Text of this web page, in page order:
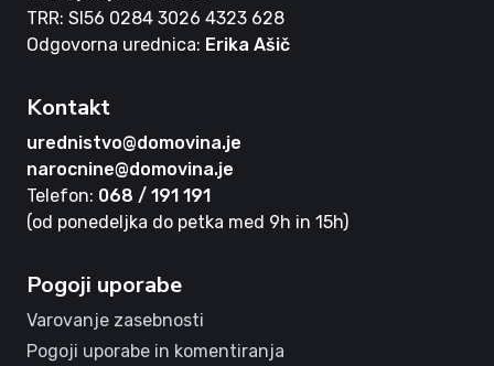
TRR: SI56 0284 3026 4323 628
Odgovorna urednica: Erika Ašič
Kontakt
urednistvo@domovina.je
narocnine@domovina.je
Telefon: 068 / 191 191
(od ponedeljka do petka med 9h in 15h)
Pogoji uporabe
Varovanje zasebnosti
Pogoji uporabe in komentiranja